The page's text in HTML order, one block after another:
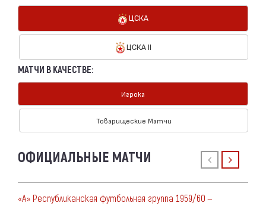
ЦСКА
ЦСКА II
МАТЧИ В КАЧЕСТВЕ:
Игрока
Товарищеские Матчи
ОФИЦИАЛЬНЫЕ МАТЧИ
«А» Республиканская футбольная группа 1959/60 —